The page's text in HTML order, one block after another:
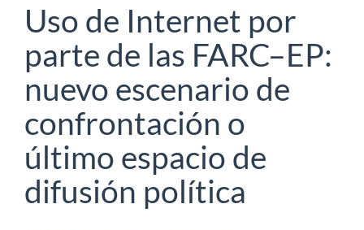
Uso de Internet por
parte de las FARC–EP:
nuevo escenario de
confrontación o
último espacio de
difusión política